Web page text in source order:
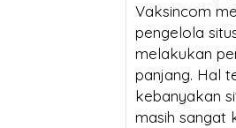
Vaksincom
pengelola
melakukan
panjang. Hal
kebanyakan
masih sangat
Mengapa
Berbeda? Ini